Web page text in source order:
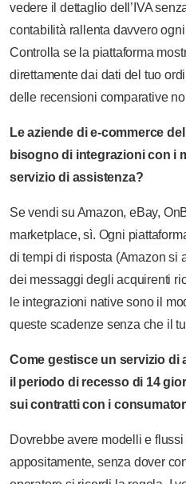
vedere il dettaglio dell’IVA
contabilità rallenta davvero
Controlla se la piattaforma
direttamente dai dati del tuo
delle recensioni comparative
Le aziende di e-commerce
bisogno di integrazioni con i
servizio di assistenza?
Se vendi su Amazon, eBay,
marketplace, sì. Ogni
di tempi di risposta (Amazon si
dei messaggi degli acquirenti
le integrazioni native sono il
queste scadenze senza che il
Come gestisce un servizio di
il periodo di recesso di 14
sui contratti con i
Dovrebbe avere modelli e
appositamente, senza dover